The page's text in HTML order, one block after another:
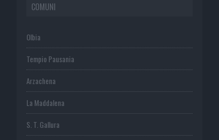
COMUNI
Olbia
Tempio Pausania
Arzachena
La Maddalena
S. T. Gallura